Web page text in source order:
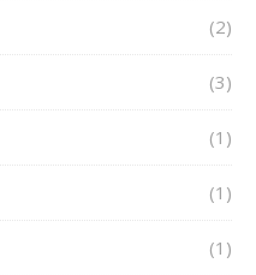
(2)
(3)
(1)
(1)
(1)